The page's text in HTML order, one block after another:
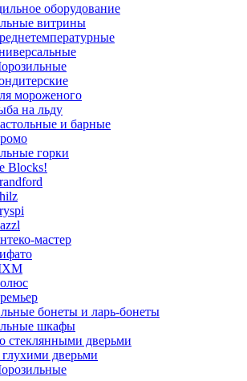
оборудование
витрины
мороженого
на льду
и барные
горки
Blocks!
мастер
бонеты и ларь-бонеты
шкафы
стеклянными дверьми
дверьми